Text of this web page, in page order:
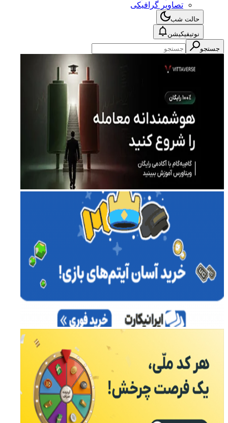
تصاویر گرافیکی
حالت شب
نوتیفیکیشن
جستجو